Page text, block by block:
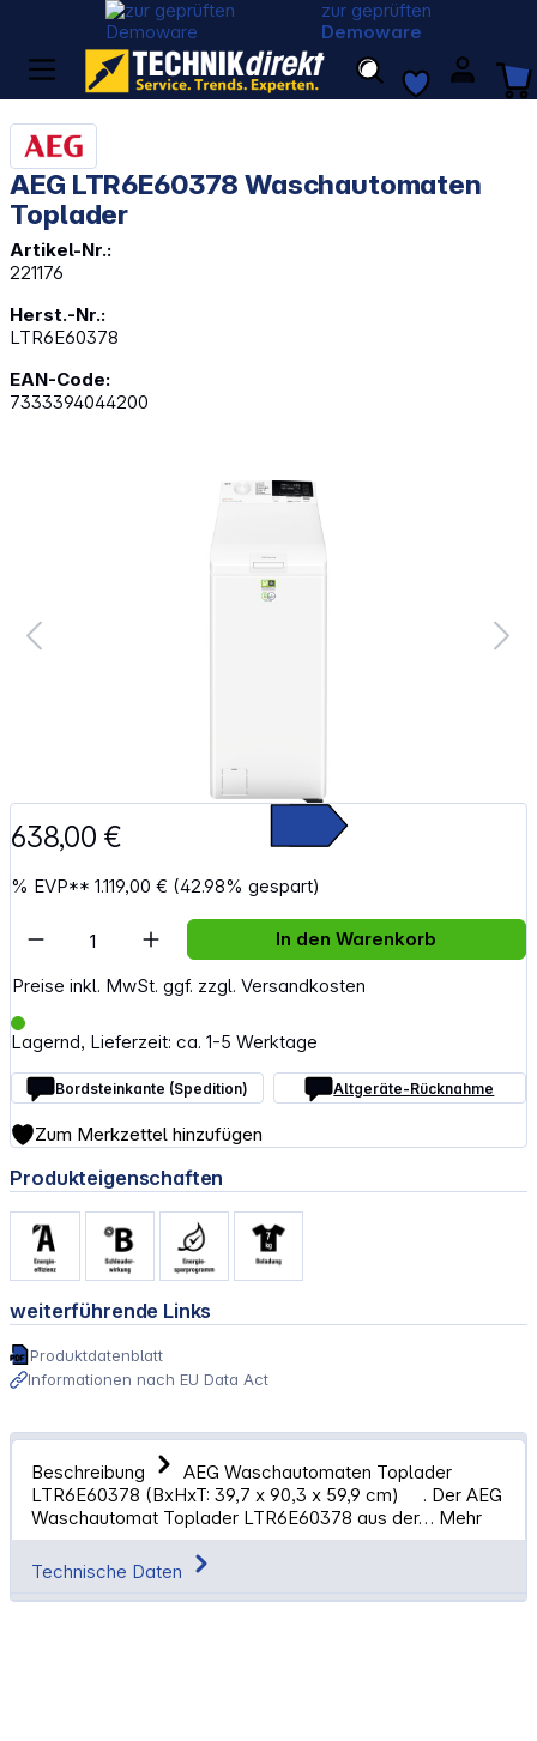
zur geprüften
Demoware
AEG LTR6E60378 Waschautomaten
Toplader
Artikel-Nr.:
221176
Herst.-Nr.:
LTR6E60378
EAN-Code:
7333394044200
Bildergalerie überspringen
638,00 €
% EVP**1.119,00 € (42.98% gespart)
Preise inkl. MwSt. ggf. zzgl. Versandkosten
Lagernd, Lieferzeit: ca. 1-5 Werktage
Bordsteinkante (Spedition) Altgeräte-Rücknahme
Artikel Anzahl: Gib den gewünschten
In den Warenkorb
Zum Merkzettel hinzufügen
Produkteigenschaften
weiterführende Links
Produktdatenblatt
Informationen nach EU Data Act
Beschreibung
AEG Waschautomaten Toplader
LTR6E60378 (BxHxT: 39,7 x 90,3 x 59,9 cm) . Der AEG
Waschautomat Toplader LTR6E60378 aus der… Mehr
Technische Daten